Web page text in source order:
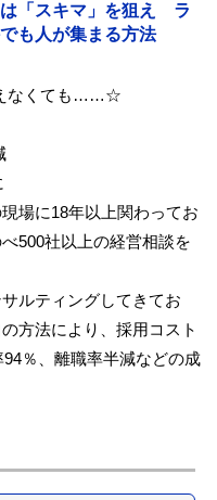
「スキマ」を狙え ラ
も人が集まる方法
なくても……☆
場に18年以上関わってお
500社以上の経営相談を
ルティングしてきてお
方法により、採用コスト
％、離職率半減などの成